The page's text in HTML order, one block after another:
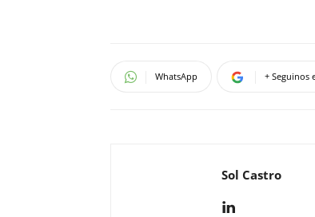
WhatsApp + Seguinos
Sol Castro